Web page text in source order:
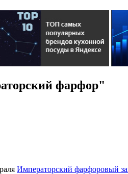
фарфор"
Императорский фарфоровый